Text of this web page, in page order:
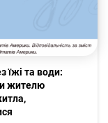
їжі та води:
жителю